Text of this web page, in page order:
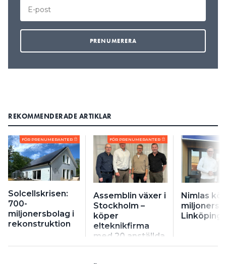
REKOMMENDERADE ARTIKLAR
FÖR PRENUMERANTER
Solcellskrisen:
700-
miljonersbolag i
rekonstruktion
FÖR PRENUMERANTER
Assemblin växer i
Stockholm –
köper
elteknikfirma
med 20 anställda
Nimlas
Linköping